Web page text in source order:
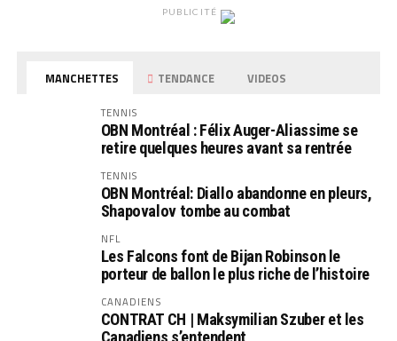
PUBLICITÉ
MANCHETTES TENDANCE VIDEOS
TENNIS
OBN Montréal : Félix Auger-Aliassime se
retire quelques heures avant sa rentrée
TENNIS
OBN Montréal: Diallo abandonne en pleurs,
Shapovalov tombe au combat
NFL
Les Falcons font de Bijan Robinson le
porteur de ballon le plus riche de l’histoire
CANADIENS
CONTRAT CH | Maksymilian Szuber et les
Canadiens s’entendent